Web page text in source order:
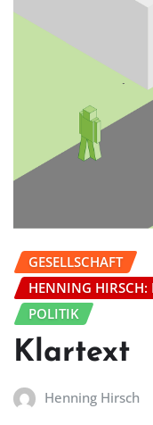
GESELLSCHAFT
HENNING
POLITIK
Klartext
Henning Hirsch